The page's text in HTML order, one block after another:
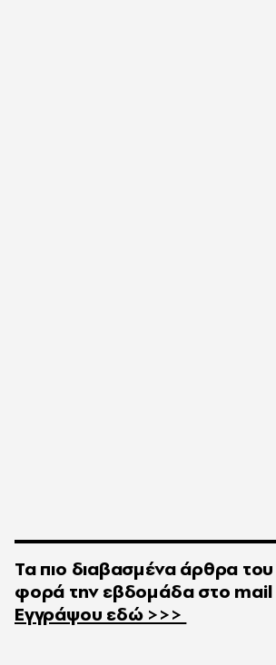
Τα πιο διαβασμένα άρθρα του
φορά την εβδομάδα στο mail
Εγγράψου εδώ >>>